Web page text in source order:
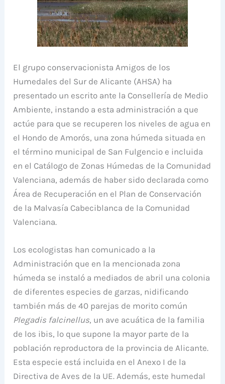
El grupo conservacionista Amigos de los
Humedales del Sur de Alicante (AHSA) ha
presentado un escrito ante la Consellería de Medio
Ambiente, instando a esta administración a que
actúe para que se recuperen los niveles de agua en
el Hondo de Amorós, una zona húmeda situada en
el término municipal de San Fulgencio e incluida
en el Catálogo de Zonas Húmedas de la Comunidad
Valenciana, además de haber sido declarada como
Área de Recuperación en el Plan de Conservación
de la Malvasía Cabeciblanca de la Comunidad
Valenciana.
Los ecologistas han comunicado a la
Administración que en la mencionada zona
húmeda se instaló a mediados de abril una colonia
de diferentes especies de garzas, nidificando
también más de 40 parejas de morito común
Plegadis falcinellus, un ave acuática de la familia
de los ibis, lo que supone la mayor parte de la
población reproductora de la provincia de Alicante.
Esta especie está incluida en el Anexo I de la
Directiva de Aves de la UE. Además, este humedal